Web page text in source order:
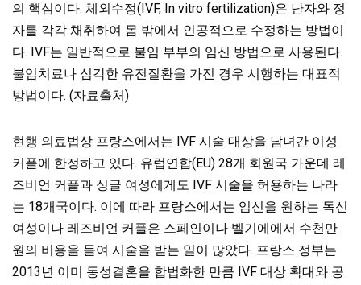
의 핵심이다. 체외수정(IVF, In vitro fertilization)은 난자와 정
자를 각각 채취하여 몸 밖에서 인공적으로 수정하는 방법이
다. IVF는 일반적으로 불임 부부의 임신 방법으로 사용된다.
불임치료나 심각한 유전질환을 가진 경우 시행하는 대표적
방법이다. (자료출처)
현행 의료법상 프랑스에서는 IVF 시술 대상을 남녀간 이성
커플에 한정하고 있다. 유럽연합(EU) 28개 회원국 가운데 레
즈비언 커플과 싱글 여성에게도 IVF 시술을 허용하는 나라
는 18개국이다. 이에 따라 프랑스에서는 임신을 원하는 독신
여성이나 레즈비언 커플은 스페인이나 벨기에에서 수천만
원의 비용을 들여 시술을 받는 일이 많았다. 프랑스 정부는
2013년 이미 동성결혼을 합법화한 만큼 IVF 대상 확대와 공